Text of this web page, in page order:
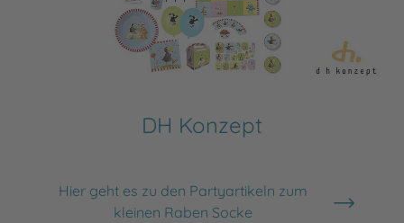
DH Konzept
Hier geht es zu den Partyartikeln zum
kleinen Raben Socke